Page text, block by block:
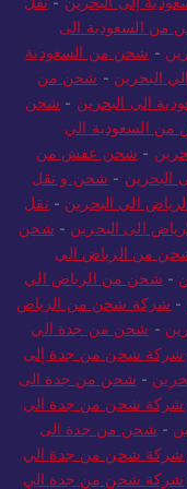
من السعودية الى
- شحن من السعودية
البحرين - شحن من
الي البحرين - شحن
السعودية الي
- شحن عفش من
- شحن و نقل
الي البحرين - نقل
الى البحرين - شحن
من الرياض الي
- شحن من الرياض الي
- شركة شحن من الرياض
- شحن من جدة الي
شركة شحن من جدة إلى
- شحن من جدة الى
شركة شحن من جدة الي
- شحن من جدة الى
شركة شحن من جدة الي
شركة شحن من جدة الي